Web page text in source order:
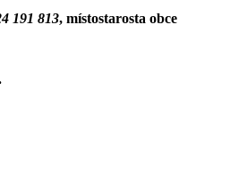
191 813, místostarosta obce